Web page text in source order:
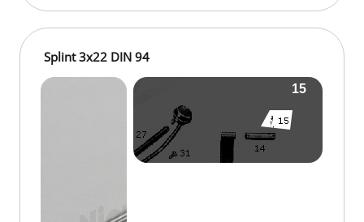
Splint 3x22 DIN 94